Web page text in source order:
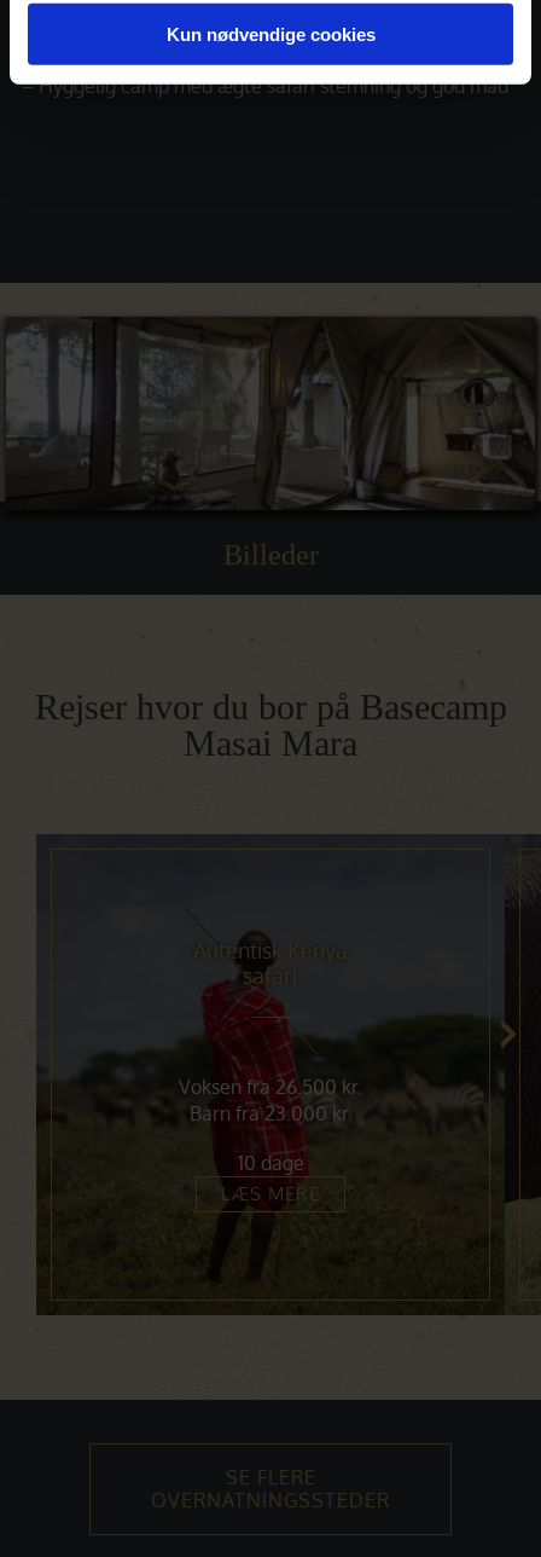
Kun nødvendige cookies
– Stor fokus på bæredygtighed
– Hyggelig camp med ægte safari stemning og god mad
Billeder
Rejser hvor du bor på Basecamp
Masai Mara
Autentisk Kenya
safari
Voksen fra 26.500 kr.
Barn fra 23.000 kr.
10 dage
LÆS MERE
SE FLERE
OVERNATNINGSSTEDER